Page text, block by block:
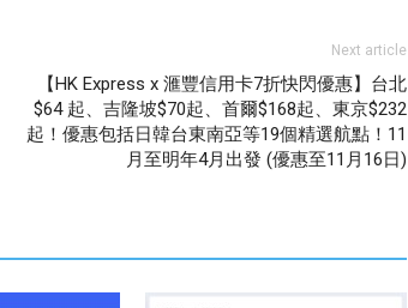
Next article
【HK Express x 滙豐信用卡7折快閃優惠】台北
$64 起、吉隆坡$70起、首爾$168起、東京$232
起！優惠包括日韓台東南亞等19個精選航點！11
月至明年4月出發 (優惠至11月16日)